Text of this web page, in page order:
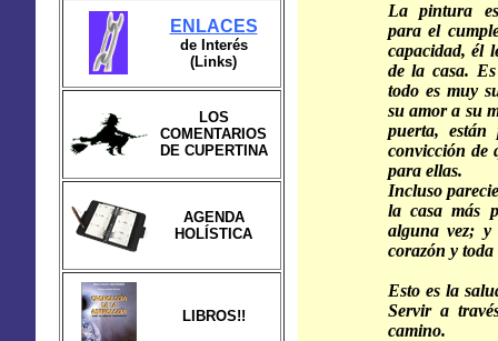
ENLACES
de Interés
(Links)
LOS
COMENTARIOS
DE CUPERTINA
AGENDA
HOLÍSTICA
LIBROS!!
La pintura
para el
capacidad, él
de la casa.
todo es muy
su amor a su
puerta,
convicción de
para ellas.
Incluso
la casa más
alguna vez; y
corazón y
Esto es la
Servir a
camino.